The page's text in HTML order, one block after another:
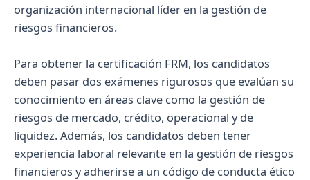
organización internacional líder en la gestión de
riesgos financieros.
Para obtener la certificación FRM, los candidatos
deben pasar dos exámenes rigurosos que evalúan su
conocimiento en áreas clave como la gestión de
riesgos de mercado, crédito, operacional y de
liquidez. Además, los candidatos deben tener
experiencia laboral relevante en la gestión de riesgos
financieros y adherirse a un código de conducta ético